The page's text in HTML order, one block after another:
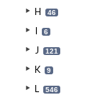
H 46
I 6
J 121
K 9
L 546